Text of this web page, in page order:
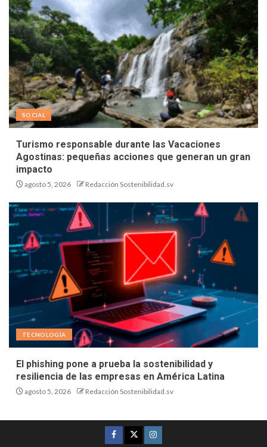
SOCIAL
Turismo responsable durante las Vacaciones
Agostinas: pequeñas acciones que generan un gran
impacto
agosto 5, 2026 Redacción Sostenibilidad.sv
TECNOLOGÍA
El phishing pone a prueba la sostenibilidad y
resiliencia de las empresas en América Latina
agosto 5, 2026 Redacción Sostenibilidad.sv